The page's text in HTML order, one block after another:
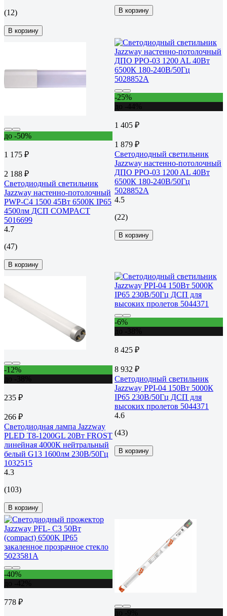
(12)
В корзину
В корзину
до -50%
1 175 ₽
2 188 ₽
Светодиодный светильник
Jazzway настенно-потолочный
PWP-С4 1500 45Вт 6500К IP65
4500лм ДСП COMPACT
5016699
4.7
(47)
В корзину
-25%
1 405 ₽
1 879 ₽
Светодиодный светильник
Jazzway настенно-потолочный
ДПО PPO-03 1200 AL 40Вт
6500К 180-240В/50Гц
5028852A
4.5
(22)
В корзину
-12%
235 ₽
266 ₽
Светодиодная лампа Jazzway
PLED T8-1200GL 20Вт FROST
линейная 4000К нейтральный
белый G13 1600лм 230В/50Гц
1032515
4.3
(103)
В корзину
-6%
8 425 ₽
8 932 ₽
Светодиодный светильник
Jazzway PPI-04 150Вт 5000К
IP65 230В/50Гц ДСП для
высоких пролетов 5044371
4.6
(43)
В корзину
-40%
778 ₽